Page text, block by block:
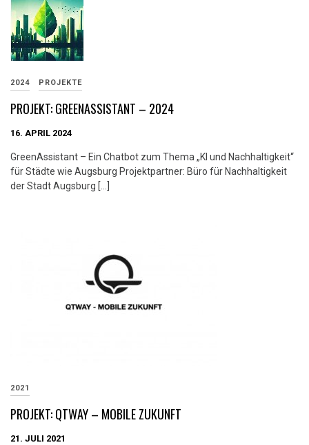
2024 PROJEKTE
PROJEKT: GREENASSISTANT – 2024
16. APRIL 2024
GreenAssistant – Ein Chatbot zum Thema „KI und Nachhaltigkeit“
für Städte wie Augsburg Projektpartner: Büro für Nachhaltigkeit
der Stadt Augsburg […]
2021
PROJEKT: QTWAY – MOBILE ZUKUNFT
21. JULI 2021